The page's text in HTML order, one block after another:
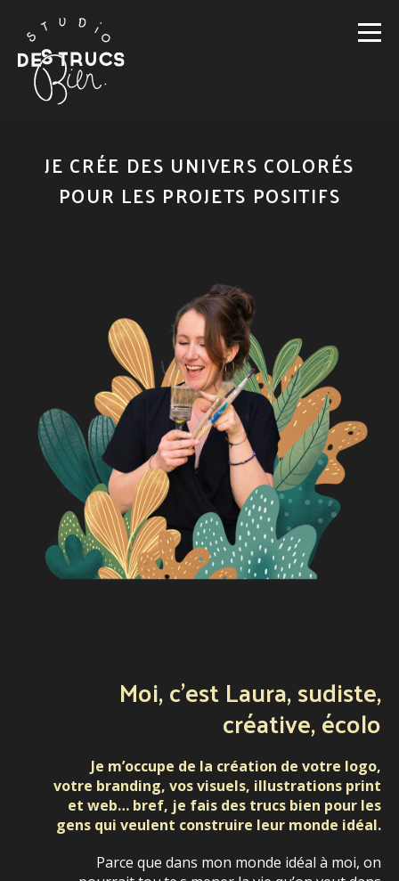
JE CRÉE DES UNIVERS COLORÉS
POUR LES PROJETS POSITIFS
Moi, c’est Laura, sudiste,
créative, écolo
Je m’occupe de la création de votre logo,
votre branding, vos visuels, illustrations print
et web… bref, je fais des trucs bien pour les
gens qui veulent construire leur monde idéal.
Parce que dans mon monde idéal à moi, on